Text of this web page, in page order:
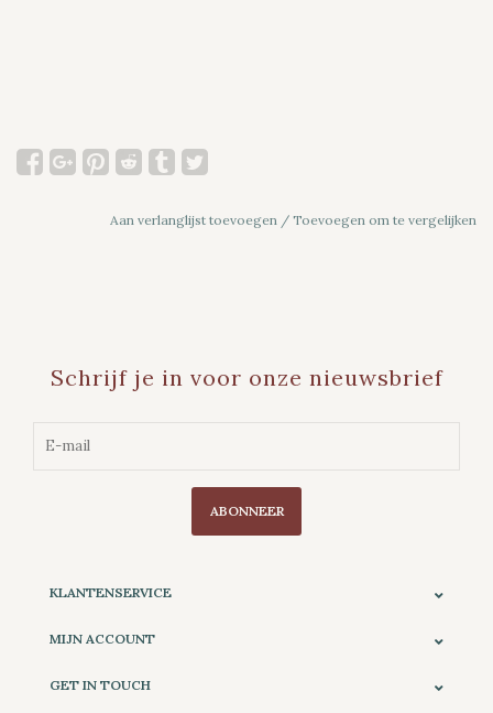
Aan verlanglijst toevoegen / Toevoegen om te vergelijken
Schrijf je in voor onze nieuwsbrief
ABONNEER
KLANTENSERVICE
MIJN ACCOUNT
GET IN TOUCH